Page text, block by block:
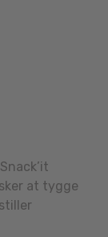
at tygge